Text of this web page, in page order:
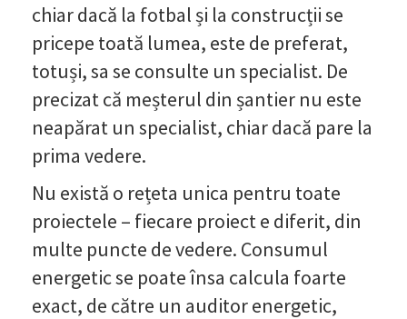
chiar dacă la fotbal și la construcții se
pricepe toată lumea, este de preferat,
totuși, sa se consulte un specialist. De
precizat că meșterul din șantier nu este
neapărat un specialist, chiar dacă pare la
prima vedere.
Nu există o rețeta unica pentru toate
proiectele – fiecare proiect e diferit, din
multe puncte de vedere. Consumul
energetic se poate însa calcula foarte
exact, de către un auditor energetic,